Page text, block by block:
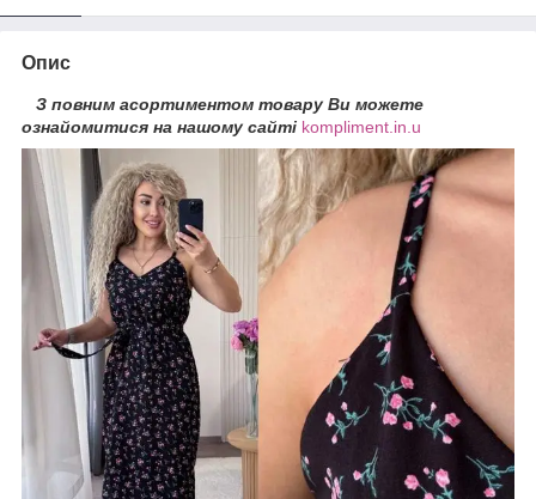
Опис
З повним асортиментом товару Ви можете
ознайомитися на нашому сайті kompliment.in.u